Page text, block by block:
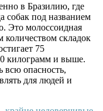
в Бразилию, где
собак под названием
Это молоссоидная
складок
75
килограмм и выше.
всю опасность,
для людей и